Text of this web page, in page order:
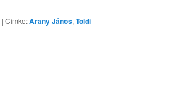
| Címke:Arany János, Toldi